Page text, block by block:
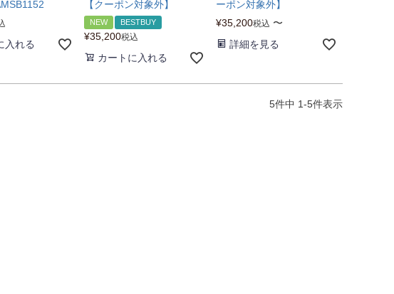
入れる
【クーポン対象外】
NEW BESTBUY
¥35,200税込
カートに入れる
ーポン対象外】
¥35,200税込 〜
詳細を見る
5件中 1-5件表示